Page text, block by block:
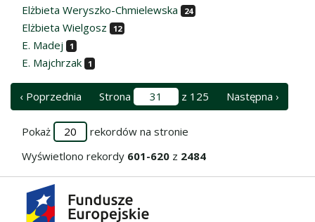
Elżbieta Weryszko-Chmielewska 24
Elżbieta Wielgosz 12
E. Madej 1
E. Majchrzak 1
‹ Poprzednia Strona z 125 Następna ›
Pokaż
rekordów na stronie
Wyświetlono rekordy 601-620 z 2484